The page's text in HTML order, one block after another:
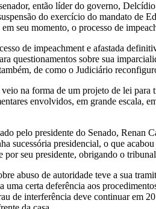
então líder do governo,
do exercício do mandato de
seu momento, o processo de
de impeachment e afastada
questionamentos sobre sua
de como o Judiciário
na forma de um projeto de lei para
envolvidos, em grande escala,
pelo presidente do Senado, Renan
sucessória presidencial, o que
por seu presidente, obrigando o
abuso de autoridade teve a sua
uma certa deferência aos
de interferência deve continuar em